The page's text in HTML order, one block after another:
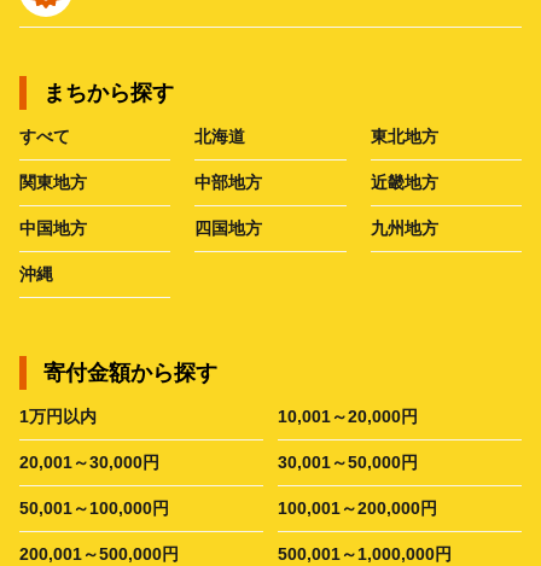
まちから探す
すべて 北海道 東北地方
関東地方 中部地方 近畿地方
中国地方 四国地方 九州地方
沖縄
寄付金額から探す
1万円以内 10,001～20,000円
20,001～30,000円 30,001～50,000円
50,001～100,000円 100,001～200,000円
200,001～500,000円 500,001～1,000,000円